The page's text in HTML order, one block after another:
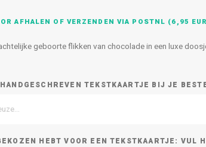
AFHALEN OF VERZENDEN VIA POSTNL (6,95
geboorte flikken van chocolade in een luxe
TEKSTKAARTJE BIJ JE
HEBT VOOR EEN TEKSTKAARTJE: VUL